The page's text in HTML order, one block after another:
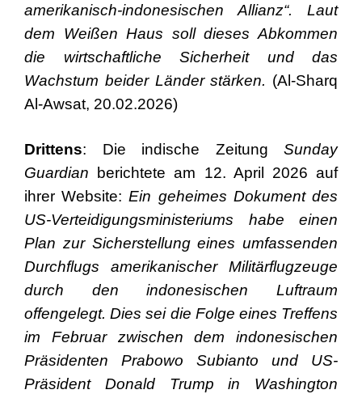
amerikanisch-indonesischen Allianz“. Laut
dem Weißen Haus soll dieses Abkommen
die wirtschaftliche Sicherheit und das
Wachstum beider Länder stärken. (Al-Sharq
Al-Awsat, 20.02.2026)
Drittens: Die indische Zeitung Sunday
Guardian berichtete am 12. April 2026 auf
ihrer Website:Ein geheimes Dokument des
US-Verteidigungsministeriums habe einen
Plan zur Sicherstellung eines umfassenden
Durchflugs amerikanischer Militärflugzeuge
durch den indonesischen Luftraum
offengelegt. Dies sei die Folge eines Treffens
im Februar zwischen dem indonesischen
Präsidenten Prabowo Subianto und US-
Präsident Donald Trump in Washington